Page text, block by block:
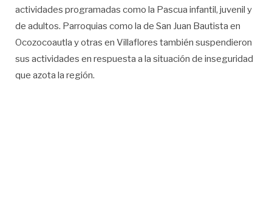
actividades programadas como la Pascua infantil, juvenil y
de adultos. Parroquias como la de San Juan Bautista en
Ocozocoautla y otras en Villaflores también suspendieron
sus actividades en respuesta a la situación de inseguridad
que azota la región.